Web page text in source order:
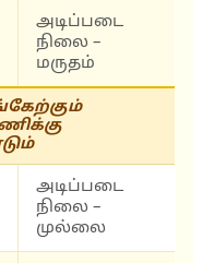
அடிப்படை
நிலை –
மருதம்
அடிப்படை
நிலை –
முல்லை